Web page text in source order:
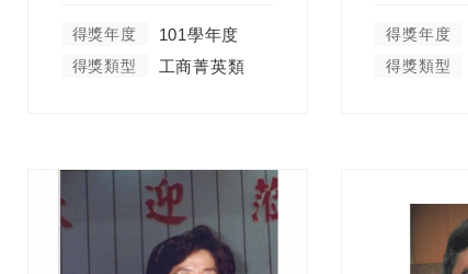
得獎年度 101學年度
得獎類型 工商菁英類
得獎年度
得獎類型